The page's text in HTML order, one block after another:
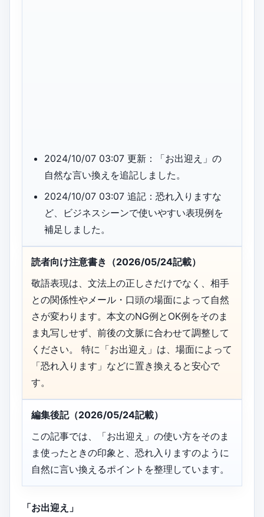
2024/10/07 03:07 更新：「お出迎え」の
自然な言い換えを追記しました。
2024/10/07 03:07 追記：恐れ入りますな
ど、ビジネスシーンで使いやすい表現例を
補足しました。
読者向け注意書き（2026/05/24記載）
敬語表現は、文法上の正しさだけでなく、相手
との関係性やメール・口頭の場面によって自然
さが変わります。本文のNG例とOK例をそのま
ま丸写しせず、前後の文脈に合わせて調整して
ください。 特に「お出迎え」は、場面によって
「恐れ入ります」などに置き換えると安心で
す。
編集後記（2026/05/24記載）
この記事では、「お出迎え」の使い方をそのま
ま使ったときの印象と、恐れ入りますのように
自然に言い換えるポイントを整理しています。
「お出迎え」